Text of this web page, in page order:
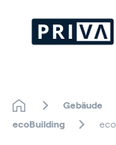
Gebäude
ecoBuilding